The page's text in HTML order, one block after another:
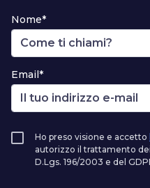
Nome*
Email*
Ho preso visione e accetto
autorizzo il trattamento
D.Lgs. 196/2003 e del